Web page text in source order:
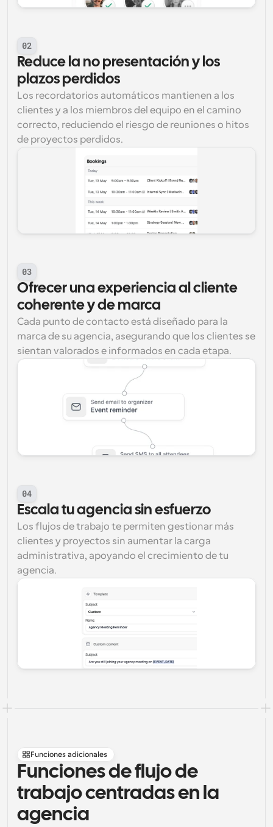
02
Reduce la no presentación y los
plazos perdidos
Los recordatorios automáticos mantienen a los
clientes y a los miembros del equipo en el camino
correcto, reduciendo el riesgo de reuniones o hitos
de proyectos perdidos.
03
Ofrecer una experiencia al cliente
coherente y de marca
Cada punto de contacto está diseñado para la
marca de su agencia, asegurando que los clientes se
sientan valorados e informados en cada etapa.
04
Escala tu agencia sin esfuerzo
Los flujos de trabajo te permiten gestionar más
clientes y proyectos sin aumentar la carga
administrativa, apoyando el crecimiento de tu
agencia.
Funciones adicionales
Funciones de flujo de
trabajo centradas en la
agencia